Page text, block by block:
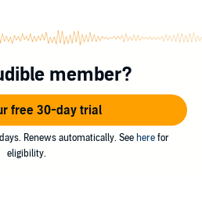
、拡張高く美しい日本語で訳された
記から民数記までが収録されていま
節・396分)
バベルの塔、アブラハムと妻サ
member?
free 30-day trial
Renews automatically. See here for
eligibility.